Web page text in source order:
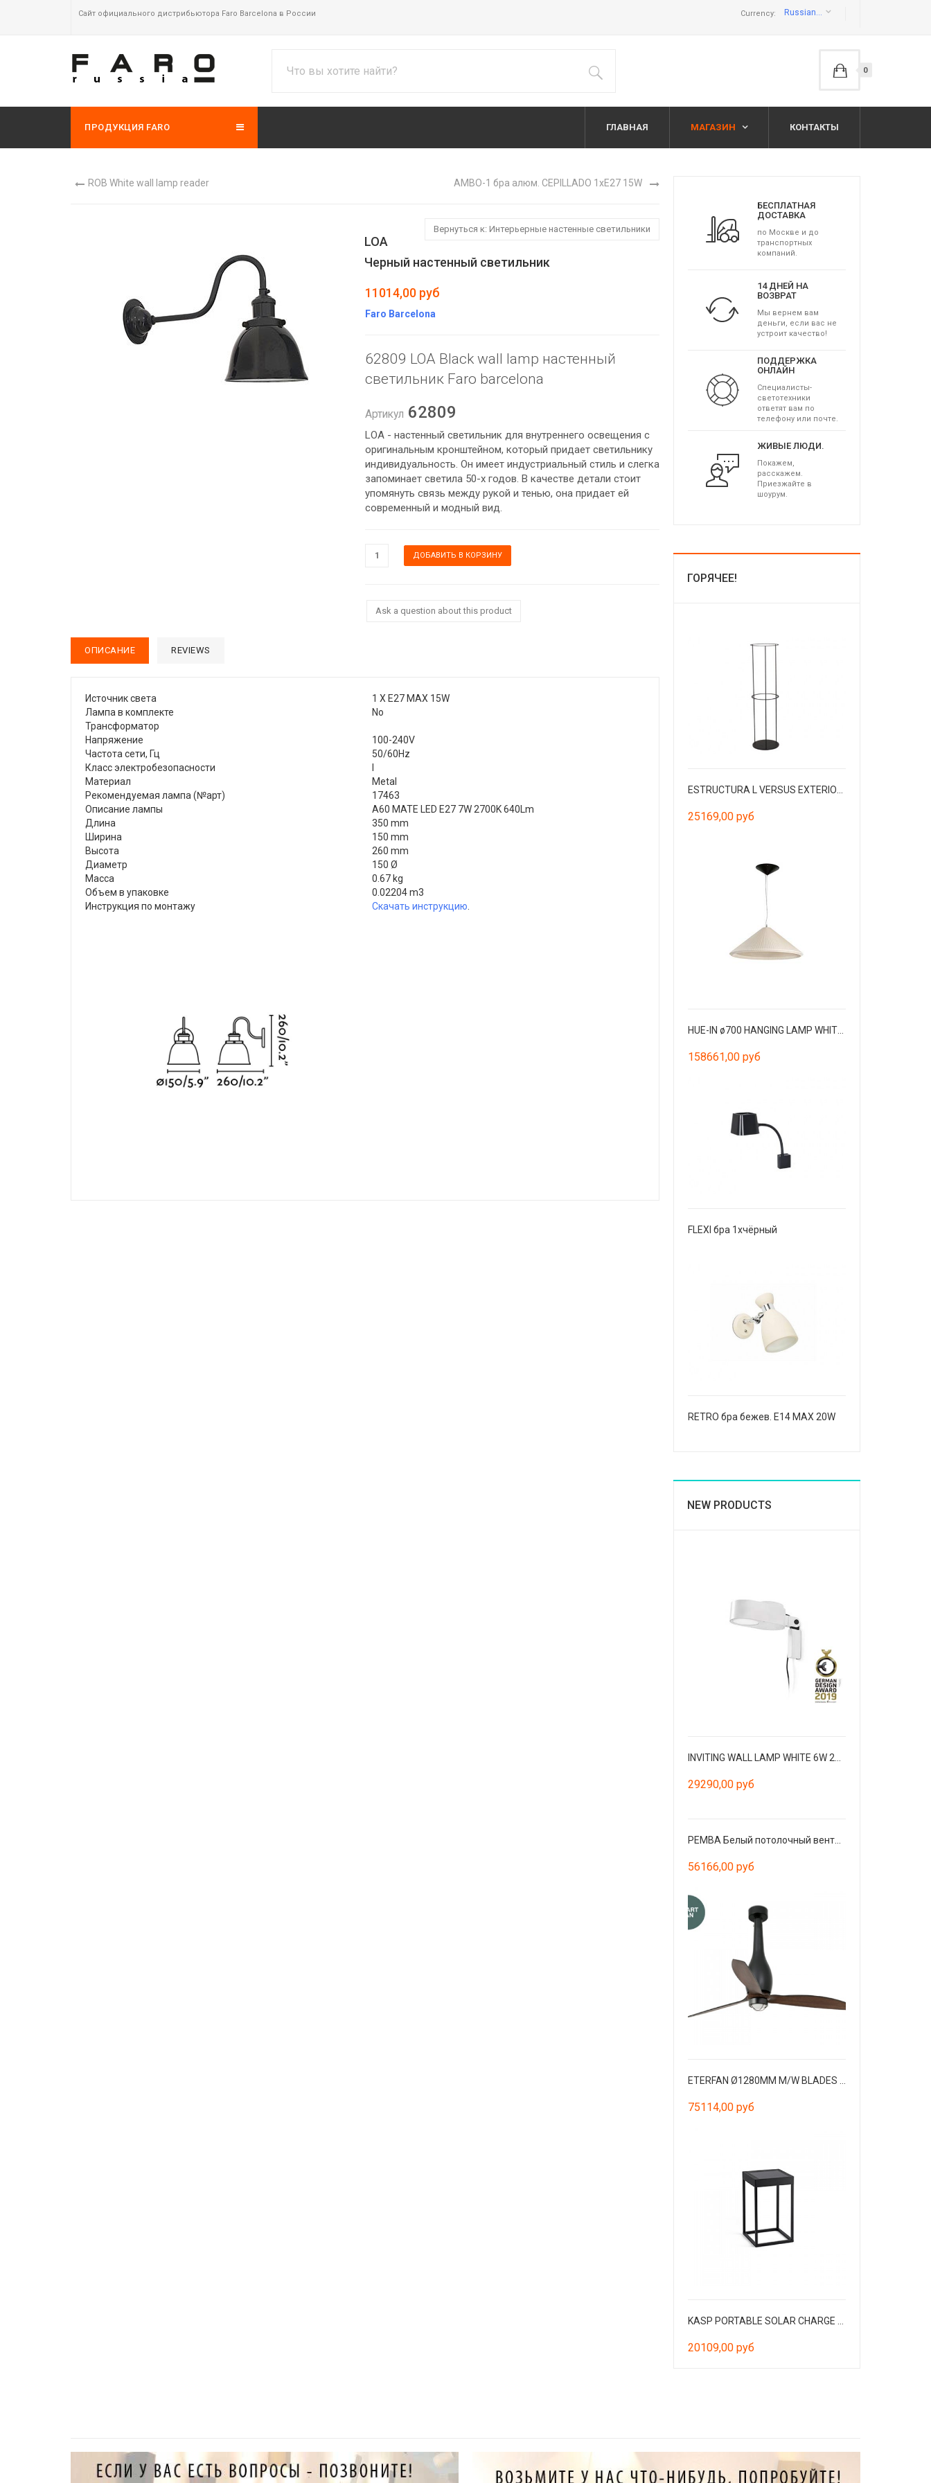
Сайт официального дистрибьютора Faro Barcelona в России Currency: Russian ruble руб
0
ПРОДУКЦИЯ FARO ГЛАВНАЯ МАГАЗИН КОНТАКТЫ
ROB White wall lamp reader AMBO-1 бра алюм. CEPILLADO 1хE27 15W
Вернуться к: Интерьерные настенные светильники
LOA
Черный настенный светильник
11014,00 руб
Faro Barcelona
62809 LOA Black wall lamp настенный
светильник Faro barcelona
Артикул 62809
LOA - настенный светильник для внутреннего освещения с
оригинальным кронштейном, который придает светильнику
индивидуальность. Он имеет индустриальный стиль и слегка
запоминает светила 50-х годов. В качестве детали стоит
упомянуть связь между рукой и тенью, она придает ей
современный и модный вид.
Ask a question about this product
ОПИСАНИЕ REVIEWS
Источник света
1 X E27 MAX 15W
Лампа в комплекте
No
Трансформатор
Напряжение
100-240V
Частота сети, Гц
50/60Hz
Класс электробезопасности
I
Материал
Metal
Рекомендуемая лампа (№арт)
17463
Описание лампы
A60 MATE LED E27 7W 2700K 640Lm
Длина
350 mm
Ширина
150 mm
Высота
260 mm
Диаметр
150 Ø
Масса
0.67 kg
Объем в упаковке
0.02204 m3
Инструкция по монтажу
Скачать инструкцию
БЕСПЛАТНАЯ
ДОСТАВКА
по Москве и до
транспортных
компаний.
14 ДНЕЙ НА
ВОЗВРАТ
Мы вернем вам
деньги, если вас не
устроит качество!
ПОДДЕРЖКА
ОНЛАЙН
Специалисты-
светотехники
ответят вам по
телефону или почте.
ЖИВЫЕ ЛЮДИ.
Покажем,
расскажем.
Приезжайте в
шоурум.
ГОРЯЧЕЕ!
25169,00 руб
158661,00 руб
FLEXI бра 1xчёрный
RETRO бра бежев. E14 MAX 20W
NEW PRODUCTS
INVITING WALL LAMP WHITE 6W 2700K-4800K
29290,00 руб
PEMBA Белый потолочный вентилятор с двигателем постоянного тока
56166,00 руб
ETERFAN Ø1280MM M/W BLADES WOOD 17W 3000K W/R
75114,00 руб
KASP PORTABLE SOLAR CHARGE H.50 BLACK
20109,00 руб